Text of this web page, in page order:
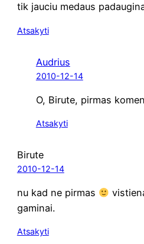
tik jau­ciu medaus
Atsakyti
Audrius
2010-12-14
O, Biru­te, pir­mas
Atsakyti
Birute
2010-12-14
nu kad ne pir­mas
gaminai.
Atsakyti